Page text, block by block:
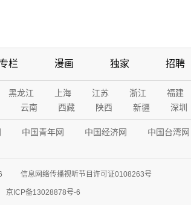
栏 漫画 独家 招聘
黑龙江 上海 江苏 浙江 福建
云南 西藏 陕西 新疆 深圳
中国青年网 中国经济网 中国台湾网
信息网络传播视听节目许可证0108263号
京ICP备13028878号-6